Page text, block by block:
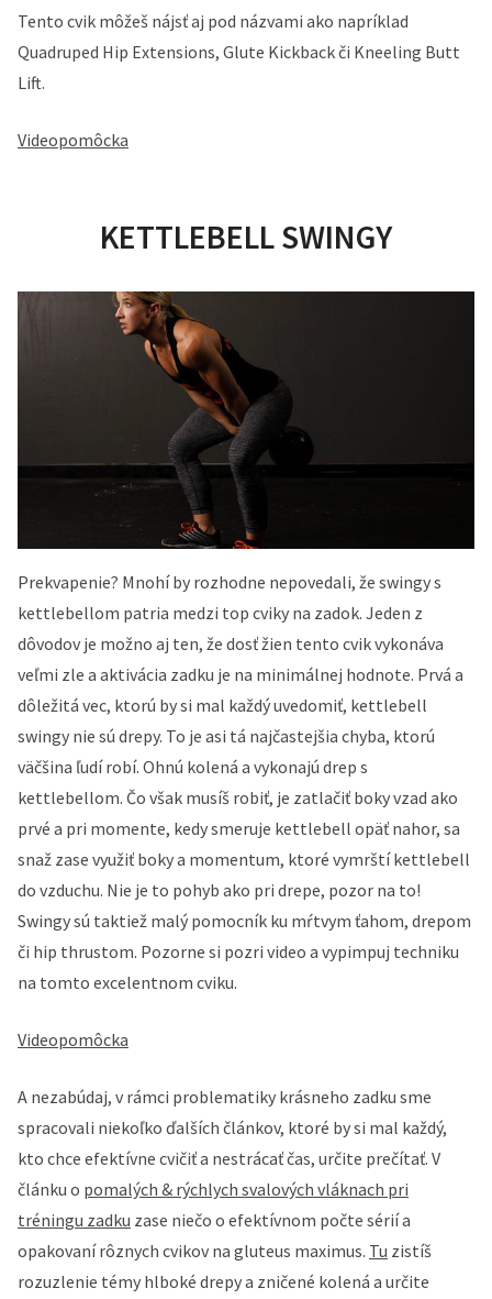
Tento cvik môžeš nájsť aj pod názvami ako napríklad
Quadruped Hip Extensions, Glute Kickback či Kneeling Butt
Lift.
Videopomôcka
KETTLEBELL SWINGY
Prekvapenie? Mnohí by rozhodne nepovedali, že swingy s
kettlebellom patria medzi top cviky na zadok. Jeden z
dôvodov je možno aj ten, že dosť žien tento cvik vykonáva
veľmi zle a aktivácia zadku je na minimálnej hodnote. Prvá a
dôležitá vec, ktorú by si mal každý uvedomiť, kettlebell
swingy nie sú drepy. To je asi tá najčastejšia chyba, ktorú
väčšina ľudí robí. Ohnú kolená a vykonajú drep s
kettlebellom. Čo však musíš robiť, je zatlačiť boky vzad ako
prvé a pri momente, kedy smeruje kettlebell opäť nahor, sa
snaž zase využiť boky a momentum, ktoré vymrští kettlebell
do vzduchu. Nie je to pohyb ako pri drepe, pozor na to!
Swingy sú taktiež malý pomocník ku mŕtvym ťahom, drepom
či hip thrustom. Pozorne si pozri video a vypimpuj techniku
na tomto excelentnom cviku.
Videopomôcka
A nezabúdaj, v rámci problematiky krásneho zadku sme
spracovali niekoľko ďalších článkov, ktoré by si mal každý,
kto chce efektívne cvičiť a nestrácať čas, určite prečítať. V
článku o pomalých & rýchlych svalových vláknach pri
tréningu zadku zase niečo o efektívnom počte sérií a
opakovaní rôznych cvikov na gluteus maximus. Tu zistíš
rozuzlenie témy hlboké drepy a zničené kolená a určite